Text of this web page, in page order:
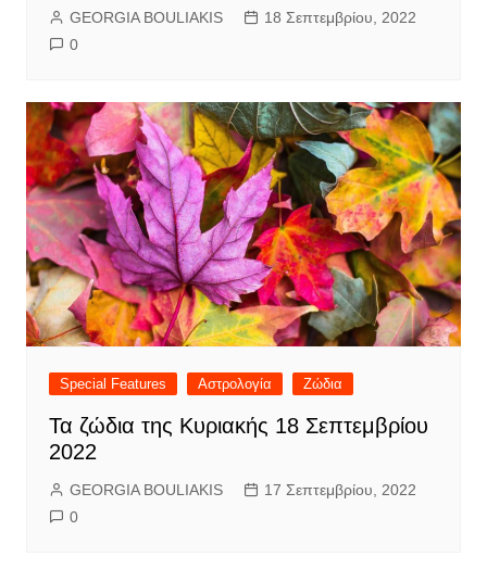
GEORGIA BOULIAKIS
18 Σεπτεμβρίου, 2022
0
Special Features Αστρολογία Ζώδια
Τα ζώδια της Κυριακής 18 Σεπτεμβρίου
2022
GEORGIA BOULIAKIS
17 Σεπτεμβρίου, 2022
0